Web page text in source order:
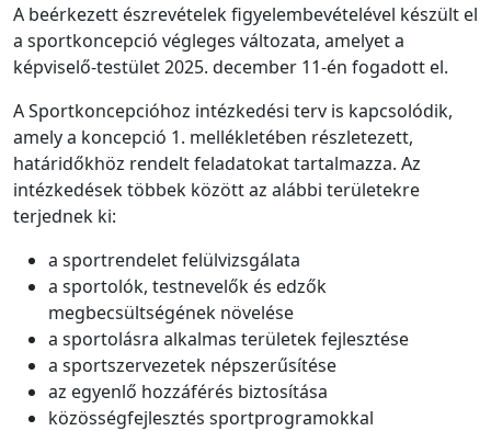
A beérkezett észrevételek figyelembevételével készült el
a sportkoncepció végleges változata, amelyet a
képviselő-testület 2025. december 11-én fogadott el.
A Sportkoncepcióhoz intézkedési terv is kapcsolódik,
amely a koncepció 1. mellékletében részletezett,
határidőkhöz rendelt feladatokat tartalmazza. Az
intézkedések többek között az alábbi területekre
terjednek ki:
a sportrendelet felülvizsgálata
a sportolók, testnevelők és edzők
megbecsültségének növelése
a sportolásra alkalmas területek fejlesztése
a sportszervezetek népszerűsítése
az egyenlő hozzáférés biztosítása
közösségfejlesztés sportprogramokkal